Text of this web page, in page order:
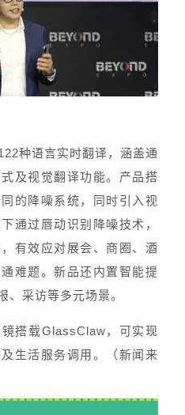
种语言实时翻译，涵盖通
及视觉翻译功能。产品搭
的降噪系统，同时引入视
通过唇动识别降噪技术，
有效应对展会、商圈、酒
难题。新品还内置智能提
、采访等多元场景。
搭载GlassClaw，可实现
生活服务调用。（新闻来